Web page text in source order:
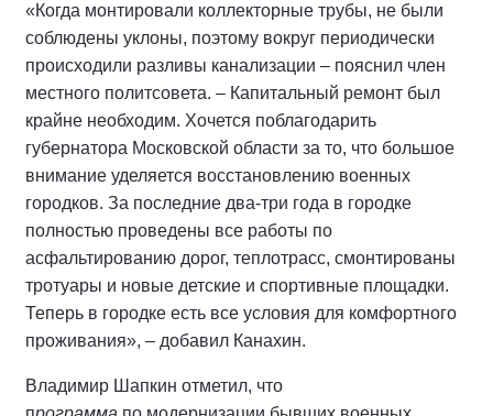
«Когда монтировали коллекторные трубы, не были
соблюдены уклоны, поэтому вокруг периодически
происходили разливы канализации – пояснил член
местного политсовета. – Капитальный ремонт был
крайне необходим. Хочется поблагодарить
губернатора Московской области за то, что большое
внимание уделяется восстановлению военных
городков. За последние два-три года в городке
полностью проведены все работы по
асфальтированию дорог, теплотрасс, смонтированы
тротуары и новые детские и спортивные площадки.
Теперь в городке есть все условия для комфортного
проживания», – добавил Канахин.
Владимир Шапкин отметил, что